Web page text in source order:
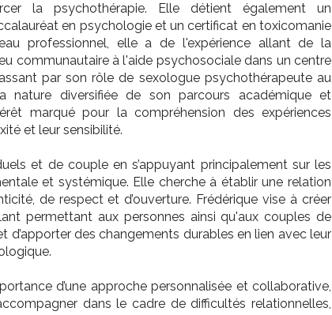
la psychothérapie. Elle détient également un
en psychologie et un certificat en toxicomanie
professionnel, elle a de l'expérience allant de la
communautaire à l'aide psychosociale dans un centre
par son rôle de sexologue psychothérapeute au
diversifiée de son parcours académique et
marqué pour la compréhension des expériences
et leur sensibilité.
et de couple en s’appuyant principalement sur les
et systémique. Elle cherche à établir une relation
de respect et d’ouverture. Frédérique vise à créer
permettant aux personnes ainsi qu'aux couples de
d’apporter des changements durables en lien avec leur
d’une approche personnalisée et collaborative,
dans le cadre de difficultés relationnelles,